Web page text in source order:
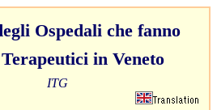
Ospedali che fanno
in Veneto
ITG